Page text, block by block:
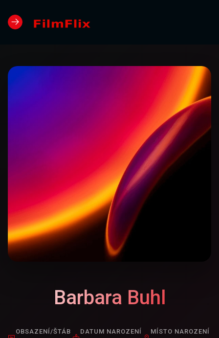
Barbara Buhl
OBSAZENÍ/ŠTÁB DATUM NAROZENÍ MÍSTO NAROZENÍ